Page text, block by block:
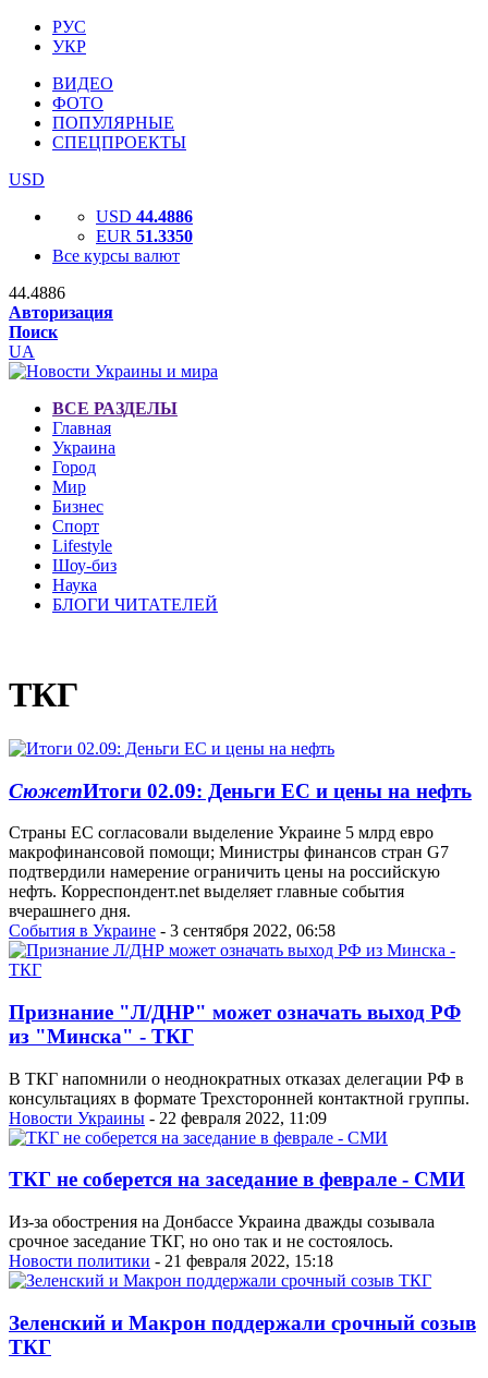
РУС
УКР
ВИДЕО
ФОТО
ПОПУЛЯРНЫЕ
СПЕЦПРОЕКТЫ
USD
USD 44.4886
EUR 51.3350
Все курсы валют
44.4886
Авторизация
Поиск
UA
ВСЕ РАЗДЕЛЫ
Главная
Украина
Город
Мир
Бизнес
Спорт
Lifestyle
Шоу-биз
Наука
БЛОГИ ЧИТАТЕЛЕЙ
ТКГ
СюжетИтоги 02.09: Деньги ЕС и цены на нефть
Страны ЕС согласовали выделение Украине 5 млрд евро
макрофинансовой помощи; Министры финансов стран G7
подтвердили намерение ограничить цены на российскую
нефть. Корреспондент.net выделяет главные события
вчерашнего дня.
События в Украине - 3 сентября 2022, 06:58
Признание "Л/ДНР" может означать выход РФ
из "Минска" - ТКГ
В ТКГ напомнили о неоднократных отказах делегации РФ в
консультациях в формате Трехсторонней контактной группы.
Новости Украины - 22 февраля 2022, 11:09
ТКГ не соберется на заседание в феврале - СМИ
Из-за обострения на Донбассе Украина дважды созывала
срочное заседание ТКГ, но оно так и не состоялось.
Новости политики - 21 февраля 2022, 15:18
Зеленский и Макрон поддержали срочный созыв
ТКГ